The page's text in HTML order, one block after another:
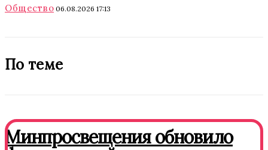
Общество 06.08.2026 17:13
По теме
Минпросвещения обновило